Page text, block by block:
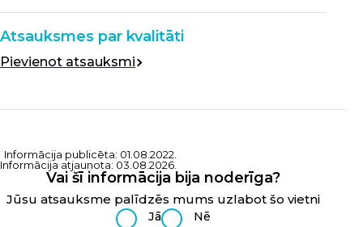
Atsauksmes par kvalitāti
Pievienot atsauksmi
Informācija publicēta: 01.08.2022.
Informācija atjaunota: 03.08.2026.
Vai šī informācija bija noderīga?
Jūsu atsauksme palīdzēs mums uzlabot šo vietni
Jā Nē